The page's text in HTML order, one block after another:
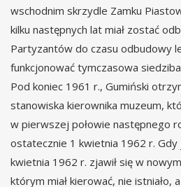
wschodnim skrzydle Zamku
kilku następnych lat miał zostać
Partyzantów do czasu odbudowy
funkcjonować tymczasowa
Pod koniec 1961 r., Gumiński
stanowiska kierownika muzeum,
w pierwszej połowie następnego
ostatecznie 1 kwietnia 1962 r. Gdy
kwietnia 1962 r. zjawił się w
którym miał kierować, nie istniało,